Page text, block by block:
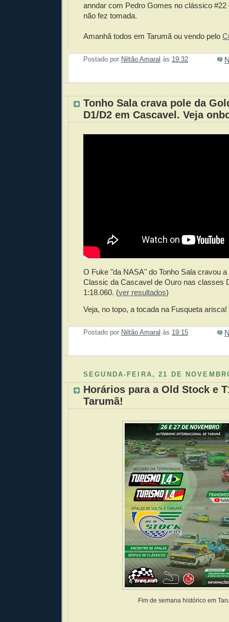
anndar com Pedro Gomes no clássico #22
não fez tomada.
Amanhã todos em Tarumã ou vendo pelo
Postado por Niltão Amaral às 19:32
Tonho Sala crava pole da
D1/D2 em Cascavel. Veja
O Fuke "da NASA" do Tonho Sala cravou
Classic da Cascavel de Ouro nas classes
1:18.060. (ver resultados)
Veja, no topo, a tocada na Fusqueta arisca!
Postado por Niltão Amaral às 19:15
SEGUNDA-FEIRA, 21 DE
Horários para a Old Stock e
Tarumã!
Fim de semana histórico em